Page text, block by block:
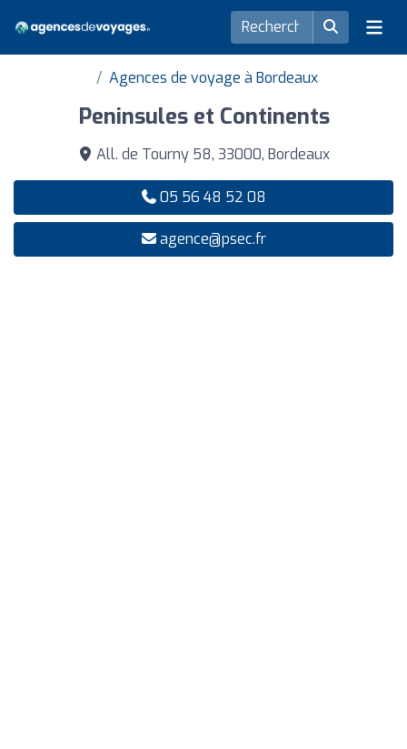
Agences de voyage à Bordeaux
Peninsules et Continents
All. de Tourny 58, 33000, Bordeaux
05 56 48 52 08
agence@psec.fr